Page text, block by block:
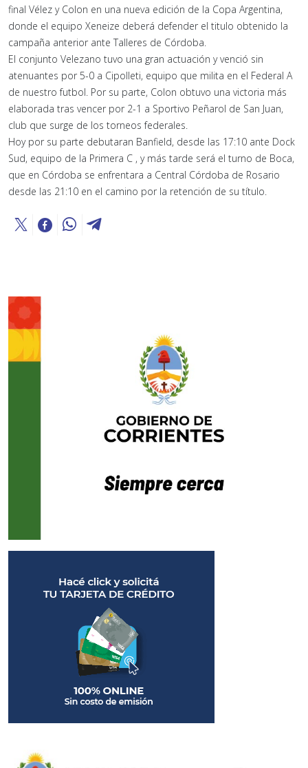
final Vélez y Colon en una nueva edición de la Copa Argentina,
donde el equipo Xeneize deberá defender el titulo obtenido la
campaña anterior ante Talleres de Córdoba.
El conjunto Velezano tuvo una gran actuación y venció sin
atenuantes por 5-0 a Cipolleti, equipo que milita en el Federal A
de nuestro futbol. Por su parte, Colon obtuvo una victoria más
elaborada tras vencer por 2-1 a Sportivo Peñarol de San Juan,
club que surge de los torneos federales.
Hoy por su parte debutaran Banfield, desde las 17:10 ante Dock
Sud, equipo de la Primera C , y más tarde será el turno de Boca,
que en Córdoba se enfrentara a Central Córdoba de Rosario
desde las 21:10 en el camino por la retención de su título.